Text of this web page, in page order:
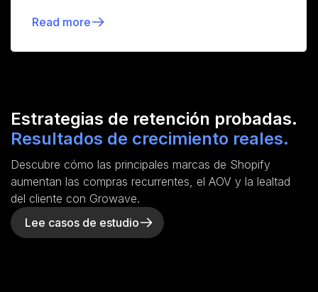
Read more
Estrategias de retención probadas.
Resultados de crecimiento reales.
Descubre cómo las principales marcas de Shopify
aumentan las compras recurrentes, el AOV y la lealtad
del cliente con Growave.
Lee casos de estudio